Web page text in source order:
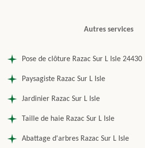
Autres services
Pose de clôture Razac Sur L Isle 24430
Paysagiste Razac Sur L Isle
Jardinier Razac Sur L Isle
Taille de haie Razac Sur L Isle
Abattage d'arbres Razac Sur L Isle